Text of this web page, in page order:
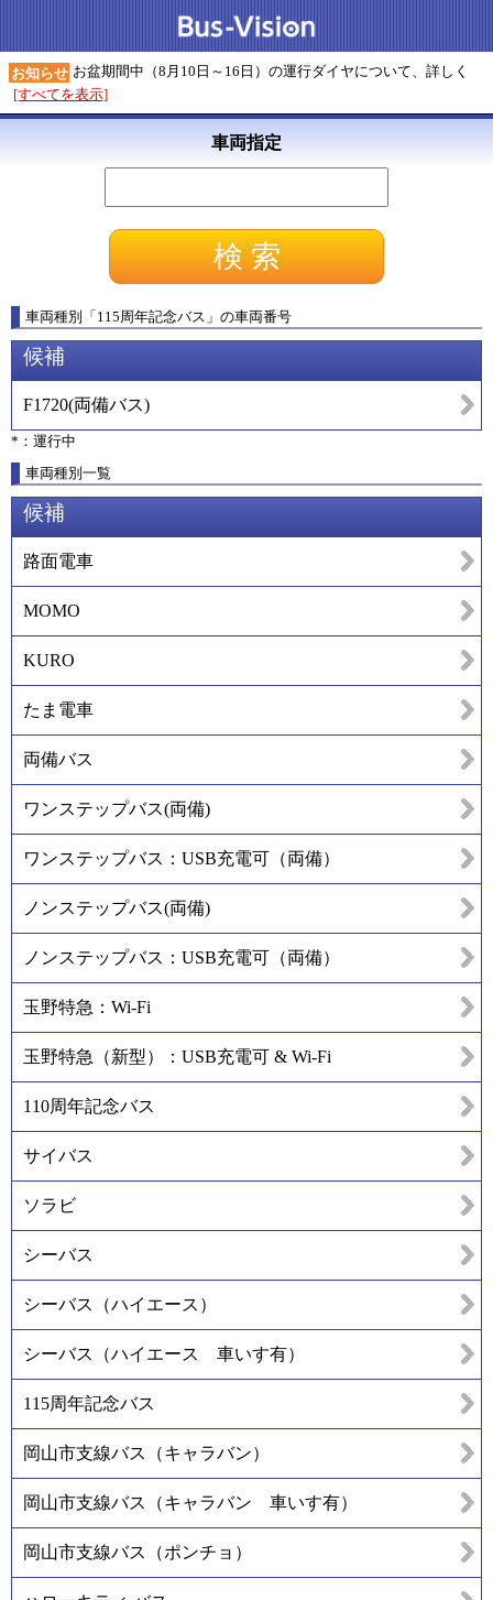
お知らせ お盆期間中（8月10日～16日）の運行ダイヤについて、詳しく
[すべてを表示]
車両指定
車両種別 「115周年記念バス 」 の車両番号
候補
F1720(両備バス)
*：運行中
車両種別一覧
候補
路面電車
MOMO
KURO
たま電車
両備バス
ワンステップバス(両備)
ワンステップバス：USB充電可（両備）
ノンステップバス(両備)
ノンステップバス：USB充電可（両備）
玉野特急：Wi-Fi
玉野特急（新型）：USB充電可 & Wi-Fi
110周年記念バス
サイバス
ソラビ
シーバス
シーバス（ハイエース）
シーバス（ハイエース 車いす有）
115周年記念バス
岡山市支線バス（キャラバン）
岡山市支線バス（キャラバン 車いす有）
岡山市支線バス（ポンチョ）